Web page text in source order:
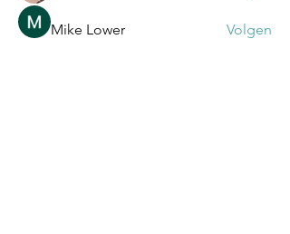
Mike Lower Volgen